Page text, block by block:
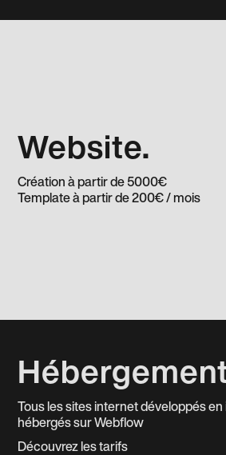
Website.
Création à partir de 5000€
Template à partir de 200€ / mois
Tous les sites internet développés
hébergés sur Webflow
Découvrez les tarifs